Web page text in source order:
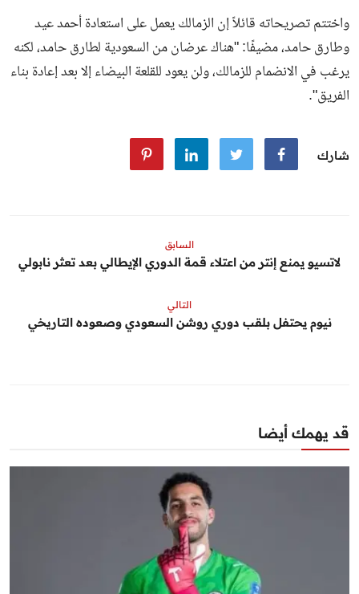
واختتم تصريحاته قائلاً إن الزمالك يعمل على استعادة أحمد عيد
وطارق حامد، مضيفًا: "هناك عرضان من السعودية لطارق حامد، لكنه
يرغب في الانضمام للزمالك، ولن يعود للقلعة البيضاء إلا بعد إعادة بناء
الفريق".
شارك
السابق
لاتسيو يمنع إنتر من اعتلاء قمة الدوري الإيطالي بعد تعثر نابولي
التالي
نيوم يحتفل بلقب دوري روشن السعودي وصعوده التاريخي
قد يهمك أيضا